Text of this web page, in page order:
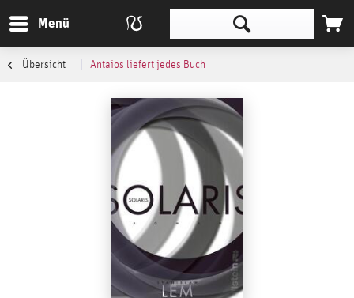
Menü
Übersicht Antaios liefert jedes Buch